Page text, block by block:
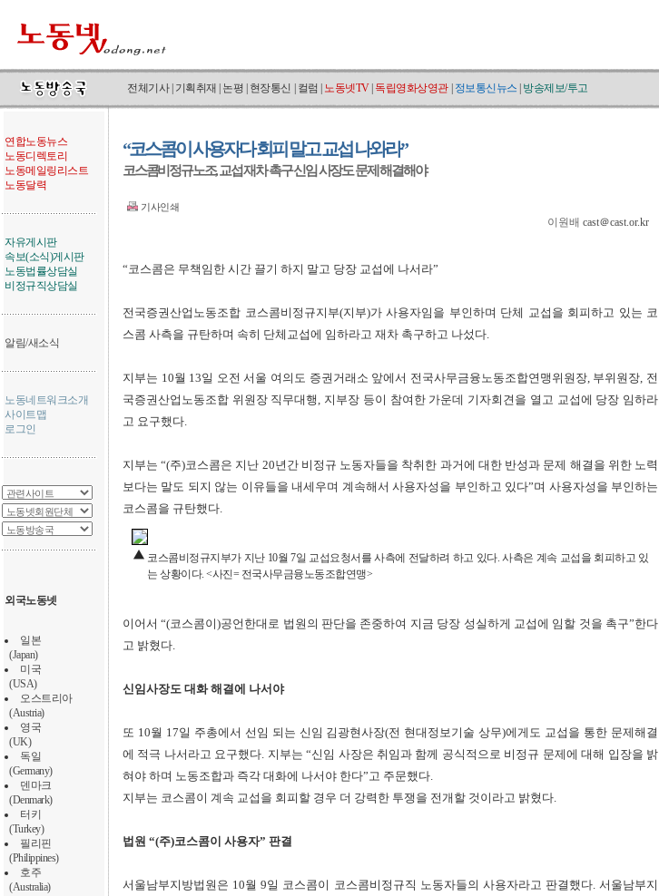
전체기사| 기획취재 논평 현장통신 컬럼 노동넷TV| 독립영화상영관 정보통신뉴스 방송제보/투고
연합노동뉴스
노동디렉토리
노동메일링리스트
노동달력
자유게시판
속보(소식)게시판
노동법률상담실
비정규직상담실
알림/새소식
노동네트워크소개
사이트맵
로그인
외국노동넷
일본
(Japan)
미국
(USA)
오스트리아
(Austria)
영국
(UK)
독일
(Germany)
덴마크
(Denmark)
터키
(Turkey)
필리핀
(Philippines)
호주
(Australia)
“코스콤이 사용자다 회피 말고 교섭 나와라”
코스콤비정규노조, 교섭 재차 촉구 신임 사장도 문제 해결해야
기사인쇄
이원배 cast＠cast.or.kr
“코스콤은 무책임한 시간 끌기 하지 말고 당장 교섭에 나서라”
전국증권산업노동조합 코스콤비정규지부(지부)가 사용자임을 부인하며 단체 교섭을 회피하고 있는 코
스콤 사측을 규탄하며 속히 단체교섭에 임하라고 재차 촉구하고 나섰다.
지부는 10월 13일 오전 서울 여의도 증권거래소 앞에서 전국사무금융노동조합연맹위원장, 부위원장, 전
국증권산업노동조합 위원장 직무대행, 지부장 등이 참여한 가운데 기자회견을 열고 교섭에 당장 임하라
고 요구했다.
지부는 “(주)코스콤은 지난 20년간 비정규 노동자들을 착취한 과거에 대한 반성과 문제 해결을 위한 노력
보다는 말도 되지 않는 이유들을 내세우며 계속해서 사용자성을 부인하고 있다”며 사용자성을 부인하는
코스콤을 규탄했다.
코스콤비정규지부가 지난 10월 7일 교섭요청서를 사측에 전달하려 하고 있다. 사측은 계속 교섭을 회피하고 있
는 상황이다. <사진= 전국사무금융노동조합연맹>
이어서 “(코스콤이)공언한대로 법원의 판단을 존중하여 지금 당장 성실하게 교섭에 임할 것을 촉구”한다
고 밝혔다.
신임사장도 대화 해결에 나서야
또 10월 17일 주총에서 선임 되는 신임 김광현사장(전 현대정보기술 상무)에게도 교섭을 통한 문제해결
에 적극 나서라고 요구했다. 지부는 “신임 사장은 취임과 함께 공식적으로 비정규 문제에 대해 입장을 밝
혀야 하며 노동조합과 즉각 대화에 나서야 한다”고 주문했다.
지부는 코스콤이 계속 교섭을 회피할 경우 더 강력한 투쟁을 전개할 것이라고 밝혔다.
법원 “(주)코스콤이 사용자” 판결
서울남부지방법원은 10월 9일 코스콤이 코스콤비정규직 노동자들의 사용자라고 판결했다. 서울남부지